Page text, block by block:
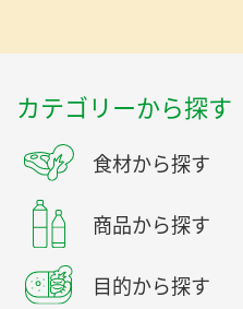
カテゴリーから探す
食材から探す
商品から探す
目的から探す